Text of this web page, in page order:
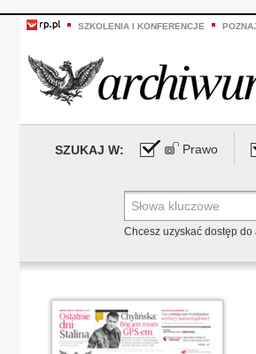
SZKOLENIA I KONFERENCJE
SZUKAJ W: Prawo
Chcesz uzyskać dostęp do